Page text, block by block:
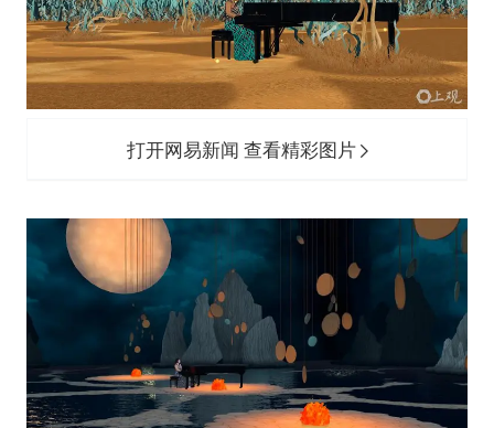
打开网易新闻 查看精彩图片